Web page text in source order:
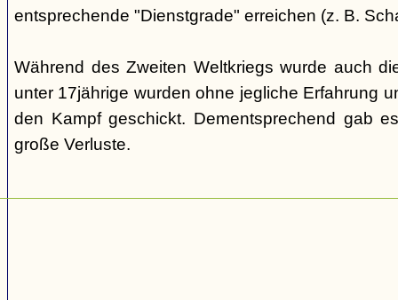
entsprechende "Dienstgrade" erreichen (z. B.
Während des Zweiten Weltkriegs wurde auch
unter 17jährige wurden ohne jegliche Erfahrung
den Kampf geschickt. Dementsprechend gab
große Verluste.